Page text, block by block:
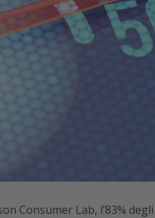
Consumer Lab, l’83%